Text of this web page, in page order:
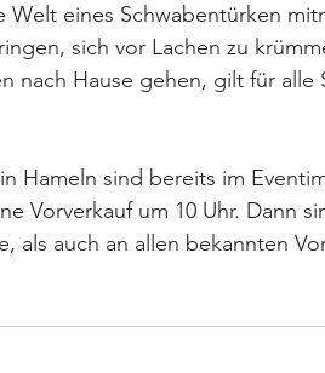
Welt eines Schwabentürken
sich vor Lachen zu
nach Hause gehen, gilt für alle
Hameln sind bereits im
Vorverkauf um 10 Uhr. Dann
als auch an allen bekannten